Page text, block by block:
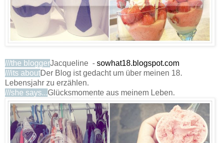
///the bloggerJacqueline - sowhat18.blogspot.com
///its aboutDer Blog ist gedacht um über meinen 18.
Lebensjahr zu erzählen.
///she says...Glücksmomente aus meinem Leben.